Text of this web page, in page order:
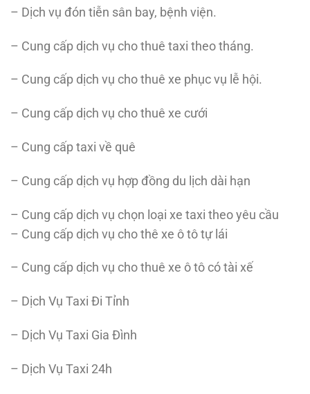
– Dịch vụ đón tiễn sân bay, bệnh viện.
– Cung cấp dịch vụ cho thuê taxi theo tháng.
– Cung cấp dịch vụ cho thuê xe phục vụ lễ hội.
– Cung cấp dịch vụ cho thuê xe cưới
– Cung cấp taxi về quê
– Cung cấp dịch vụ hợp đồng du lịch dài hạn
– Cung cấp dịch vụ chọn loại xe taxi theo yêu cầu
– Cung cấp dịch vụ cho thê xe ô tô tự lái
– Cung cấp dịch vụ cho thuê xe ô tô có tài xế
– Dịch Vụ Taxi Đi Tỉnh
– Dịch Vụ Taxi Gia Đình
– Dịch Vụ Taxi 24h